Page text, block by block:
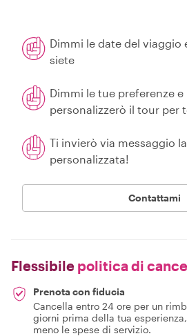
Dimmi le date del viaggio
siete
Dimmi le tue preferenze
personalizzerò il tour per
Ti invierò via messaggio
personalizzata!
Contattami
Flessibile politica di
Prenota con fiducia
Cancella entro 24 ore per un
giorni prima della tua
meno le spese di servizio.